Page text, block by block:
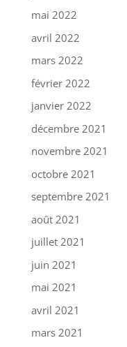
mai 2022
avril 2022
mars 2022
février 2022
janvier 2022
décembre 2021
novembre 2021
octobre 2021
septembre 2021
août 2021
juillet 2021
juin 2021
mai 2021
avril 2021
mars 2021